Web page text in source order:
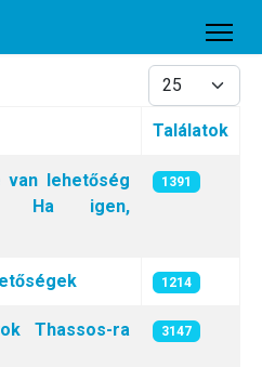
Tételek #
Találatok
van lehetőség
Ha igen,
1391
1214
Thassos-ra
3147